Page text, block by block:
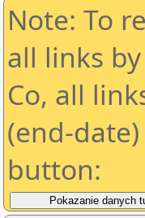
Note: To
all links
Co, all
(end-
button: